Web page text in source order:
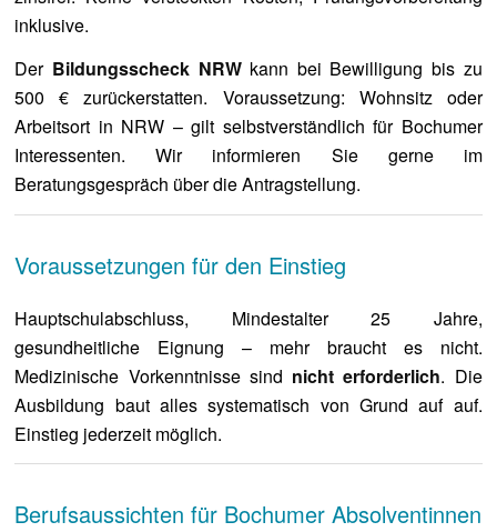
inklusive.
Der Bildungsscheck NRWkann bei Bewilligung bis zu
500 € zurückerstatten. Voraussetzung: Wohnsitz oder
Arbeitsort in NRW – gilt selbstverständlich für Bochumer
Interessenten. Wir informieren Sie gerne im
Beratungsgespräch über die Antragstellung.
Voraussetzungen für den Einstieg
Hauptschulabschluss, Mindestalter 25 Jahre,
gesundheitliche Eignung – mehr braucht es nicht.
Medizinische Vorkenntnisse sind nicht erforderlich. Die
Ausbildung baut alles systematisch von Grund auf auf.
Einstieg jederzeit möglich.
Berufsaussichten für Bochumer Absolventinnen